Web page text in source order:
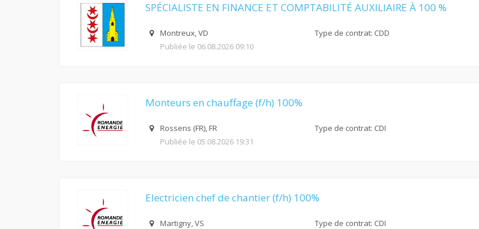
SPÉCIALISTE EN FINANCE ET COMPTABILITÉ AUXILIAIRE À 100 %
Montreux, VD
Publiée le 06.08.2026 09:10
Type de contrat: CDD
Monteurs en chauffage (f/h) 100%
Rossens (FR), FR
Publiée le 05.08.2026 19:31
Type de contrat: CDI
Electricien chef de chantier (f/h) 100%
Martigny, VS
Type de contrat: CDI